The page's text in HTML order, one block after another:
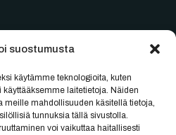
suostumusta
käytämme teknologioita, kuten
laitetietoja. Näiden
meille mahdollisuuden käsitellä tietoja,
tunnuksia tällä sivustolla.
voi vaikuttaa haitallisesti